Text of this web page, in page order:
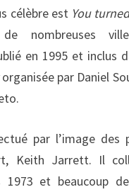
célèbre est You
nombreuses
en 1995 et inclus
par Daniel
par l’image des
Keith Jarrett. Il
1973 et beaucoup